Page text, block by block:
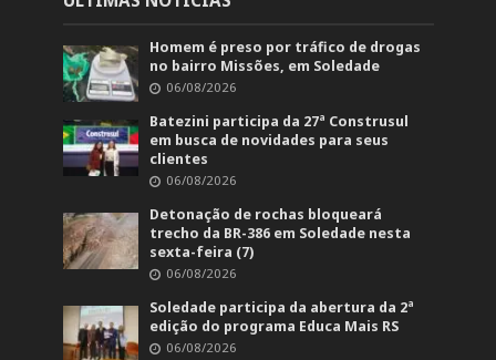
Homem é preso por tráfico de drogas
no bairro Missões, em Soledade
06/08/2026
Batezini participa da 27ª Construsul
em busca de novidades para seus
clientes
06/08/2026
Detonação de rochas bloqueará
trecho da BR-386 em Soledade nesta
sexta-feira (7)
06/08/2026
Soledade participa da abertura da 2ª
edição do programa Educa Mais RS
06/08/2026